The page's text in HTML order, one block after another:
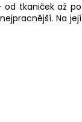
od tkaniček až po
Na její